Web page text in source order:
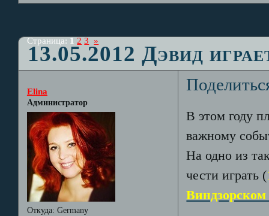
13.05.2012 Дэвид
Страница:1 2 3 »
Elina
Администратор
Откуда: Germany
В этом году
важному
На одно из
чести играть (
Виндзорском